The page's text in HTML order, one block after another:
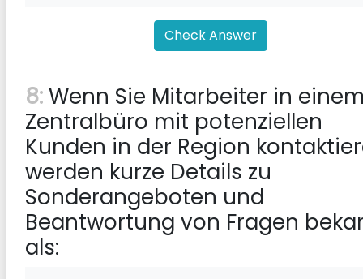
Check Answer
8:Wenn Sie Mitarbeiter in
Zentralbüro mit potenziellen
Kunden in der Region
werden kurze Details zu
Sonderangeboten und
Beantwortung von Fragen
als: